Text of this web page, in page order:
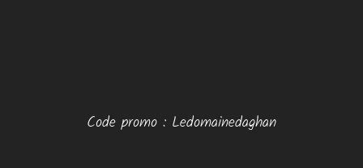
Code promo : Ledomainedaghan